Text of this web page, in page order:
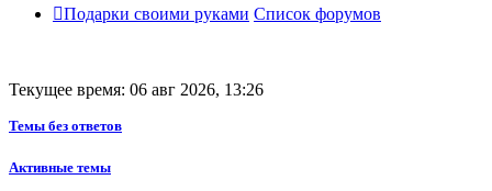
Подарки своими руками Список форумов
Текущее время: 06 авг 2026, 13:26
Темы без ответов
Активные темы